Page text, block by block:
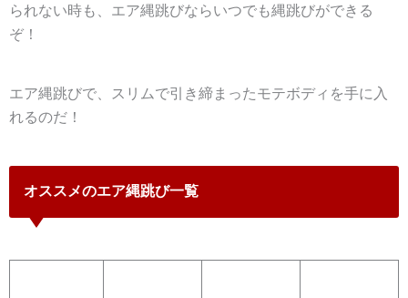
られない時も、エア縄跳びならいつでも縄跳びができる
ぞ！
エア縄跳びで、スリムで引き締まったモテボディを手に入
れるのだ！
オススメのエア縄跳び一覧